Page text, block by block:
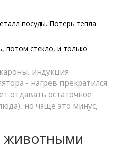
посуды. Потерь тепла
потом стекло, и только
индукция
- нагрев прекратился
отдавать остаточное
но чаще это минус,
животными